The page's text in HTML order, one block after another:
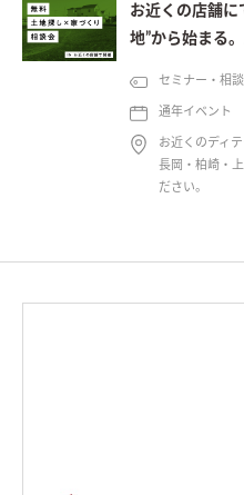
お近くの店舗に
地”から始まる
セミナー・相
通年イベント
お近くのディ
長岡・柏崎・
ださい。